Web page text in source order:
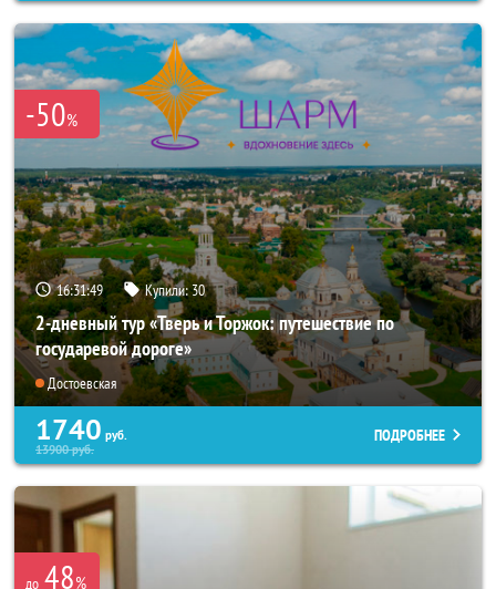
-50%
16:31:45 Купили:30
2-дневный тур «Тверь и Торжок: путешествие по
государевой дороге»
Достоевская
1740 руб.
13900руб.
ПОДРОБНЕЕ
до 48%